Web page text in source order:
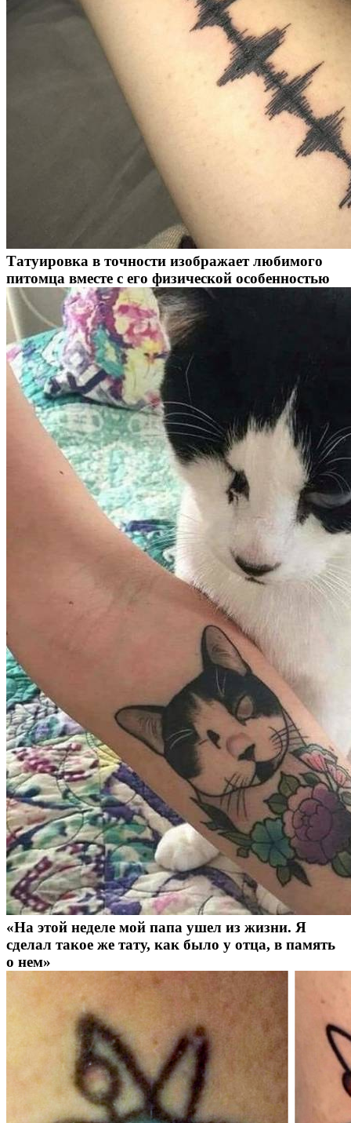
Татуировка в точности изображает любимого
питомца вместе с его физической особенностью
«На этой неделе мой папа ушел из жизни. Я
сделал такое же тату, как было у отца, в память
о нем»